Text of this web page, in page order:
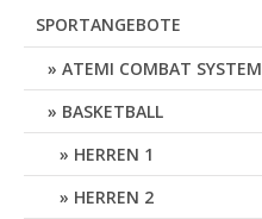
SPORTANGEBOTE
ATEMI COMBAT SYSTEM
BASKETBALL
HERREN 1
HERREN 2